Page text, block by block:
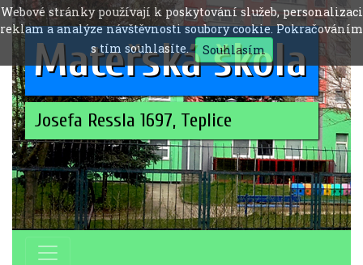
Mateřská škola
Josefa Ressla 1697, Teplice
Webové stránky používají k poskytování služeb, personalizaci
reklam a analýze návštěvnosti soubory cookie. Pokračováním
s tím souhlasíte.
Souhlasím